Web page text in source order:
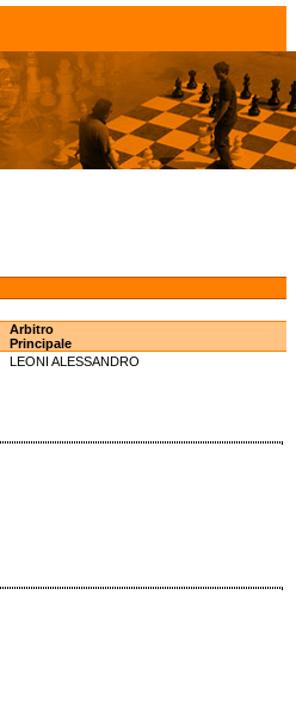
Arbitro
Principale
LEONI ALESSANDRO